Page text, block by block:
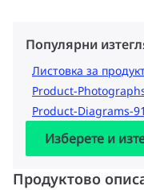
Популярни
Листовка за
Product-
Product-Diagrams-
Изберете и
Продуктово